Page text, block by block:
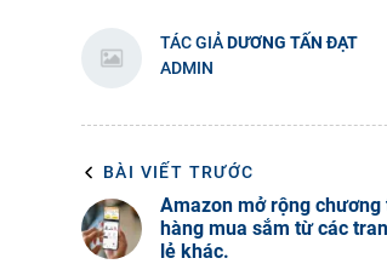
TÁC GIẢDƯƠNG TẤN ĐẠT
ADMIN
BÀI VIẾT TRƯỚC
Amazon mở rộng
hàng mua sắm từ các
lẻ khác.